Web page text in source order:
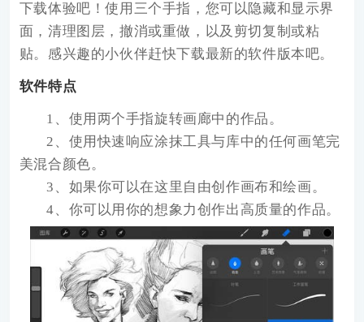
下载体验吧！使用三个手指，您可以隐藏和显示界
面，清理图层，撤消或重做，以及剪切复制或粘
贴。感兴趣的小伙伴赶快下载最新的软件版本吧。
软件特点
1、使用两个手指旋转画廊中的作品。
2、使用快速响应涂抹工具与库中的任何画笔完
美混合颜色。
3、如果你可以在这里自由创作画布和绘画。
4、你可以用你的想象力创作出高质量的作品。